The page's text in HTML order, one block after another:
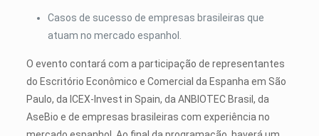
Casos de sucesso de empresas brasileiras que
atuam no mercado espanhol.
O evento contará com a participação de representantes
do Escritório Econômico e Comercial da Espanha em São
Paulo, da ICEX-Invest in Spain, da ANBIOTEC Brasil, da
AseBio e de empresas brasileiras com experiência no